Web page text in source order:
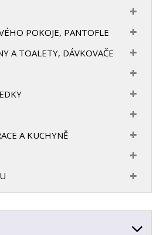
POKOJE, PANTOFLE
A TOALETY, DÁVKOVAČE
A KUCHYNĚ